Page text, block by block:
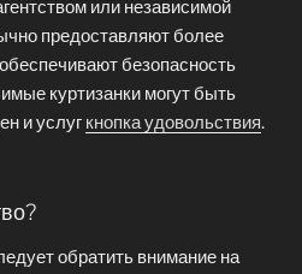
или независимой
предоставляют более
безопасность
куртизанки могут быть
и услуг кнопка удовольствия.
обратить внимание на